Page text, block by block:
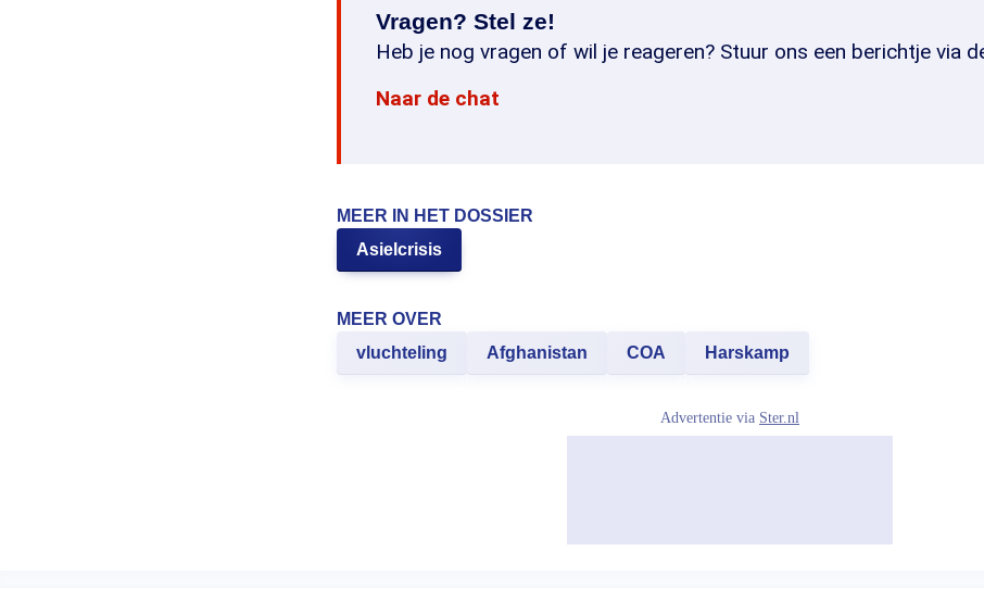
Vragen? Stel ze!
Heb je nog vragen of wil je reageren? Stuur ons een berichtje via
Naar de chat
MEER IN HET DOSSIER
Asielcrisis
MEER OVER
vluchteling
Afghanistan COA Harskamp
Advertentie via Ster.nl